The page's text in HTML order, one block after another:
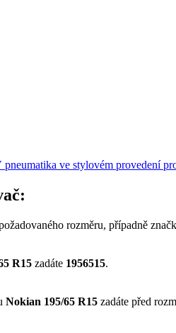
ve stylovém provedení
rozměru, případně
R15 zadáte 1956515.
Nokian 195/65 R15 zadáte před